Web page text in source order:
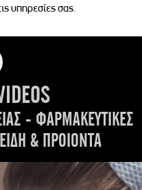
υπηρεσίες σας.
- ΦΑΡΜΑΚΕΥΤΙΚΕΣ
& ΠΡΟΙΟΝΤΑ